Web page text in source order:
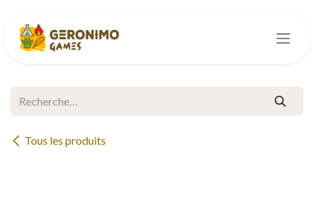
Tous les produits